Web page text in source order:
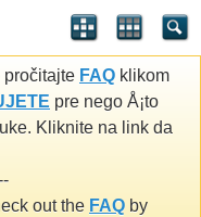
pročitajte FAQ klikom
pre nego Å¡to
Kliknite na link da
out the FAQ by